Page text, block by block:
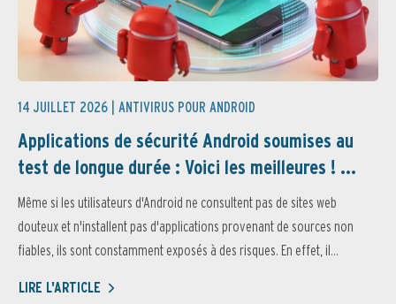
14 JUILLET 2026 | ANTIVIRUS POUR ANDROID
Applications de sécurité Android soumises au
test de longue durée : Voici les meilleures ! ...
Même si les utilisateurs d'Android ne consultent pas de sites web
douteux et n'installent pas d'applications provenant de sources non
fiables, ils sont constamment exposés à des risques. En effet, il...
LIRE L'ARTICLE